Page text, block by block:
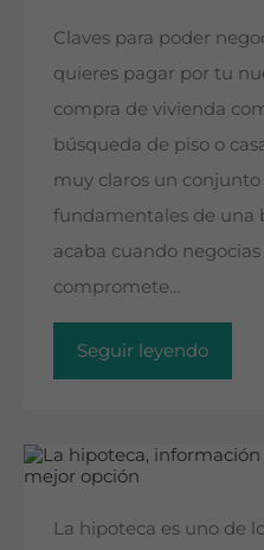
Claves para poder
quieres pagar por tu
compra de vivienda
búsqueda de piso o
muy claros un
fundamentales de una
acaba cuando
compromete…
Seguir leyendo
La hipoteca es uno de